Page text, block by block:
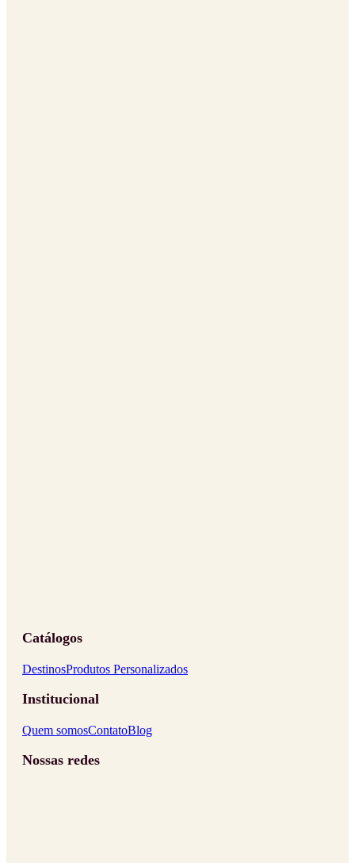
Catálogos
DestinosProdutos Personalizados
Institucional
Quem somosContatoBlog
Nossas redes